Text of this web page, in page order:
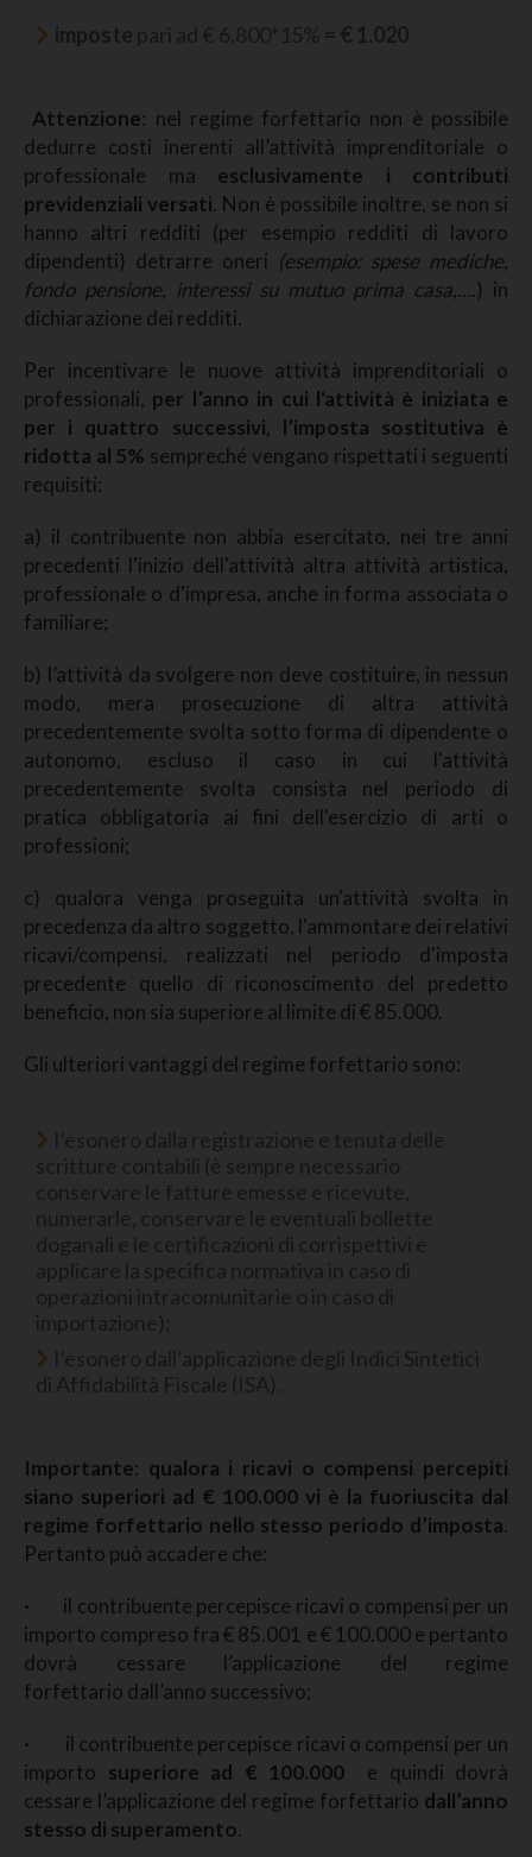
Attenzione: nel regime forfettario non è possibile
dedurre costi inerenti all’attività imprenditoriale o
professionale ma esclusivamente i contributi
previdenziali versati. Non è possibile inoltre, se non si
hanno altri redditi (per esempio redditi di lavoro
dipendenti) detrarre oneri (esempio: spese mediche,
fondo pensione, interessi su mutuo prima casa,….) in
dichiarazione dei redditi.
Per incentivare le nuove attività imprenditoriali o
professionali, per l’anno in cui l'attività è iniziata e
per i quattro successivi, l’imposta sostitutiva è
ridotta al 5% sempreché vengano rispettati i seguenti
requisiti:
a) il contribuente non abbia esercitato, nei tre anni
precedenti l'inizio dell'attività altra attività artistica,
professionale o d'impresa, anche in forma associata o
familiare;
b) l’attività da svolgere non deve costituire, in nessun
modo, mera prosecuzione di altra attività
precedentemente svolta sotto forma di dipendente o
autonomo, escluso il caso in cui l'attività
precedentemente svolta consista nel periodo di
pratica obbligatoria ai fini dell'esercizio di arti o
professioni;
c) qualora venga proseguita un'attività svolta in
precedenza da altro soggetto, l'ammontare dei relativi
ricavi/compensi, realizzati nel periodo d'imposta
precedente quello di riconoscimento del predetto
beneficio, non sia superiore al limite di € 85.000.
Gli ulteriori vantaggi del regime forfettario sono:
Importante: qualora i ricavi o compensi percepiti
siano superiori ad € 100.000 vi è la fuoriuscita dal
regime forfettario nello stesso periodo d’imposta.
Pertanto può accadere che:
· il contribuente percepisce ricavi o compensi per un
importo compreso fra € 85.001 e € 100.000 e pertanto
dovrà cessare l’applicazione del regime
forfettario dall’anno successivo;
· il contribuente percepisce ricavi o compensi per un
importo superiore ad € 100.000 e quindi dovrà
cessare l’applicazione del regime forfettario dall’anno
stesso di superamento.